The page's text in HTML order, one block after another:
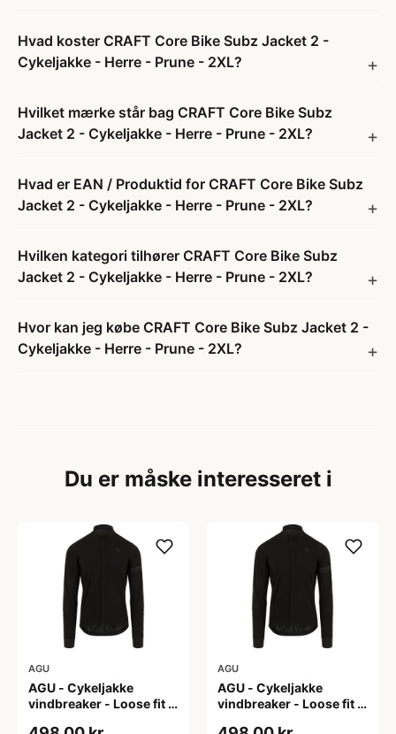
Hvad koster CRAFT Core Bike Subz Jacket 2 -
Cykeljakke - Herre - Prune - 2XL?
Hvilket mærke står bag CRAFT Core Bike Subz
Jacket 2 - Cykeljakke - Herre - Prune - 2XL?
Hvad er EAN / Produktid for CRAFT Core Bike Subz
Jacket 2 - Cykeljakke - Herre - Prune - 2XL?
Hvilken kategori tilhører CRAFT Core Bike Subz
Jacket 2 - Cykeljakke - Herre - Prune - 2XL?
Hvor kan jeg købe CRAFT Core Bike Subz Jacket 2 -
Cykeljakke - Herre - Prune - 2XL?
Du er måske interesseret i
AGU
AGU - Cykeljakke
vindbreaker - Loose fit -
AGU
AGU - Cykeljakke
vindbreaker - Loose fit -